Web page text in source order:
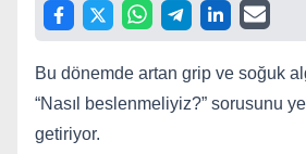
Bu dönemde artan grip ve soğuk
“Nasıl beslenmeliyiz?” sorusunu
getiriyor.